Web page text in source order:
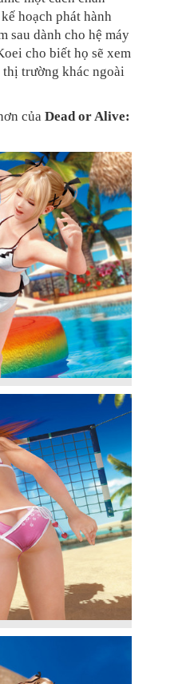
hoạch phát hành
sau dành cho hệ máy
cho biết họ sẽ xem
thị trường khác ngoài
của Dead or Alive: